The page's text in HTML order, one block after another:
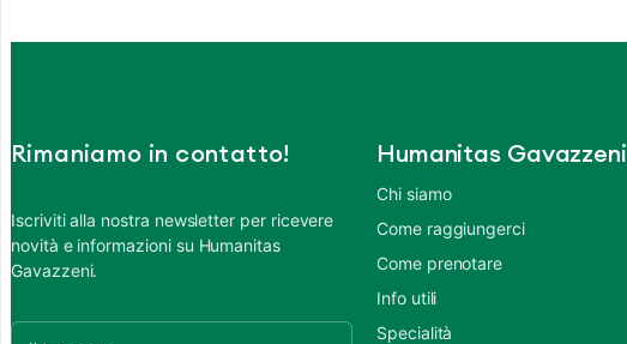
Rimaniamo in contatto!
Iscriviti alla nostra newsletter per ricevere
novità e informazioni su Humanitas
Gavazzeni.
Humanitas Gavazzeni
Chi siamo
Come raggiungerci
Come prenotare
Info utili
Specialità